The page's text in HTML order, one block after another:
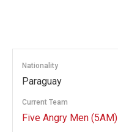
Nationality
Paraguay
Current Team
Five Angry Men (5AM)